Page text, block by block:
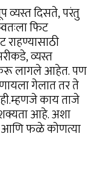
दिसते, परंतु
फिट
व्यस्त
लागले आहेत. पण
गेलात तर ते
काय ताजे
आहे. अशा
आणि फळे कोणत्या